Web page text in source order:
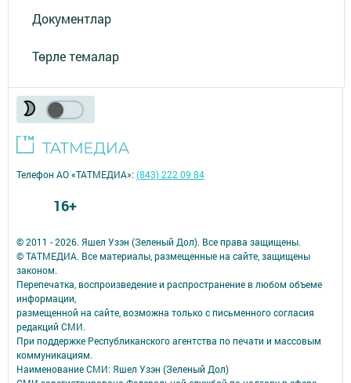
Документлар
Төрле темалар
© 2011 - 2026. Яшел Узэн (Зеленый Дол). Все права защищены.
© ТАТМЕДИА. Все материалы, размещенные на сайте, защищены
законом.
Перепечатка, воспроизведение и распространение в любом объеме
информации,
размещенной на сайте, возможна только с письменного согласия
редакций СМИ.
При поддержке Республиканского агентства по печати и массовым
коммуникациям.
Наименование СМИ: Яшел Узэн (Зеленый Дол)
Телефон АО «ТАТМЕДИА»:(843) 222 09 84
16+